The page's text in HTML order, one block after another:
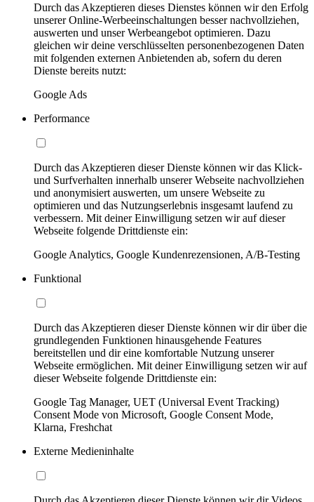
Durch das Akzeptieren dieses Dienstes können wir den Erfolg
unserer Online-Werbeeinschaltungen besser nachvollziehen,
auswerten und unser Werbeangebot optimieren. Dazu
gleichen wir deine verschlüsselten personenbezogenen Daten
mit folgenden externen Anbietenden ab, sofern du deren
Dienste bereits nutzt:
Google Ads
Performance
Durch das Akzeptieren dieser Dienste können wir das Klick-
und Surfverhalten innerhalb unserer Webseite nachvollziehen
und anonymisiert auswerten, um unsere Webseite zu
optimieren und das Nutzungserlebnis insgesamt laufend zu
verbessern. Mit deiner Einwilligung setzen wir auf dieser
Webseite folgende Drittdienste ein:
Google Analytics, Google Kundenrezensionen, A/B-Testing
Funktional
Durch das Akzeptieren dieser Dienste können wir dir über die
grundlegenden Funktionen hinausgehende Features
bereitstellen und dir eine komfortable Nutzung unserer
Webseite ermöglichen. Mit deiner Einwilligung setzen wir auf
dieser Webseite folgende Drittdienste ein:
Google Tag Manager, UET (Universal Event Tracking)
Consent Mode von Microsoft, Google Consent Mode,
Klarna, Freshchat
Externe Medieninhalte